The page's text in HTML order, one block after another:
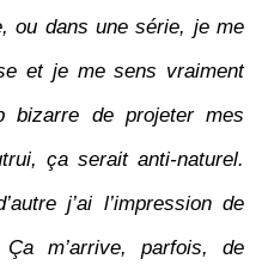
ou dans une série, je me
et je me sens vraiment
de projeter mes
ça serait anti-naturel.
j’ai l’impression de
m’arrive, parfois, de